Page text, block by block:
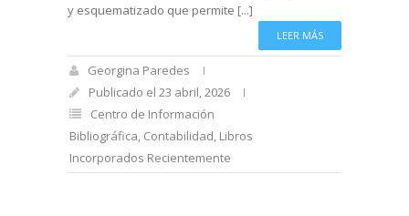
y esquematizado que permite [...]
LEER MÁS
Georgina Paredes
Publicado el 23 abril, 2026
Centro de Información
Bibliográfica Contabilidad Libros
Incorporados Recientemente